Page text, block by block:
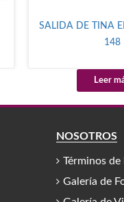
SALIDA DE TINA
148
Leer
NOSOTROS
Términos de
Galería de